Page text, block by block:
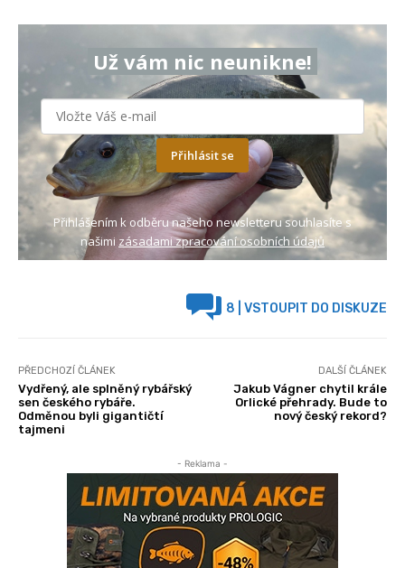
Už vám nic neunikne!
Přihlásit se
Přihlášením k odběru našeho newsletteru souhlasíte s
našimi zásadami zpracování osobních údajů
8 | VSTOUPIT DO DISKUZE
PŘEDCHOZÍ ČLÁNEK
Vydřený, ale splněný rybářský
sen českého rybáře.
Odměnou byli gigantičtí
tajmeni
DALŠÍ ČLÁNEK
Jakub Vágner chytil krále
Orlické přehrady. Bude to
nový český rekord?
- Reklama -